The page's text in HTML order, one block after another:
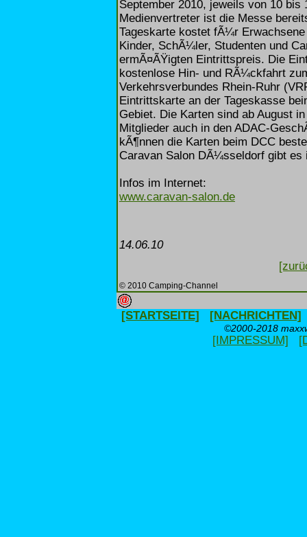
September 2010, jeweils von 10
Medienvertreter ist die Messe
Tageskarte kostet fÃ¼r
Kinder, SchÃ¼ler, Studenten und
ermÃ¤ÃŸigten Eintrittspreis. Die
kostenlose Hin- und RÃ¼ckfahrt
Verkehrsverbundes Rhein-Ruhr
Eintrittskarte an der Tageskasse
Gebiet. Die Karten sind ab August
Mitglieder auch in den ADAC-
kÃ¶nnen die Karten beim DCC
Caravan Salon DÃ¼sseldorf gibt es
Infos im Internet:
www.caravan-salon.de
14.06.10
© 2010 Camping-Channel
[STARTSEITE] [NACHRICHTEN]
©2000-2018
[IMPRESSUM]